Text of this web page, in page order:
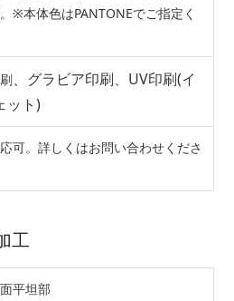
※本体色はPANTONEでご指定く
、 グラビア印刷、UV印刷(イ
ット)
可。詳しくはお問い合わせくださ
工
平坦部